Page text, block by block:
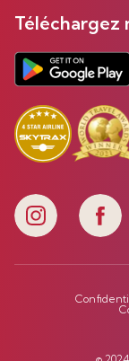
Téléchargez